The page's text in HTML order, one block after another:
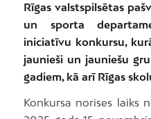
Rīgas valstspilsētas
un sporta
iniciatīvu konkursu,
jaunieši un jauniešu
gadiem, kā arī Rīgas
Konkursa norises laiks